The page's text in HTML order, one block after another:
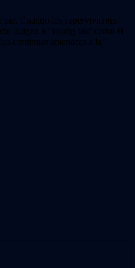
Cuando los supervivientes
Eligen a ‘Young-tak’ como el
continuas amenazas a la